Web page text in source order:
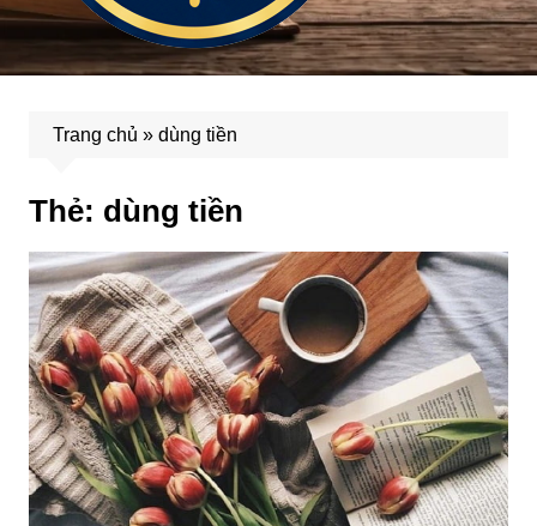
Trang chủ » dùng tiền
Thẻ: dùng tiền